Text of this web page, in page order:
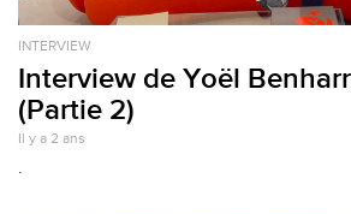
INTERVIEW
Interview de Yoël
(Partie 2)
Il y a 2 ans
.